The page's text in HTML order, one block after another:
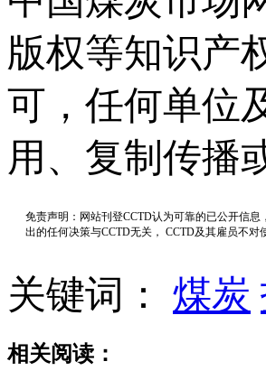
版权等知识产
可，任何单位
用、复制传播
免责声明：网站刊登CCTD认为可靠的已公开信
出的任何决策与CCTD无关， CCTD及其雇员不
关键词： 煤炭
相关阅读：